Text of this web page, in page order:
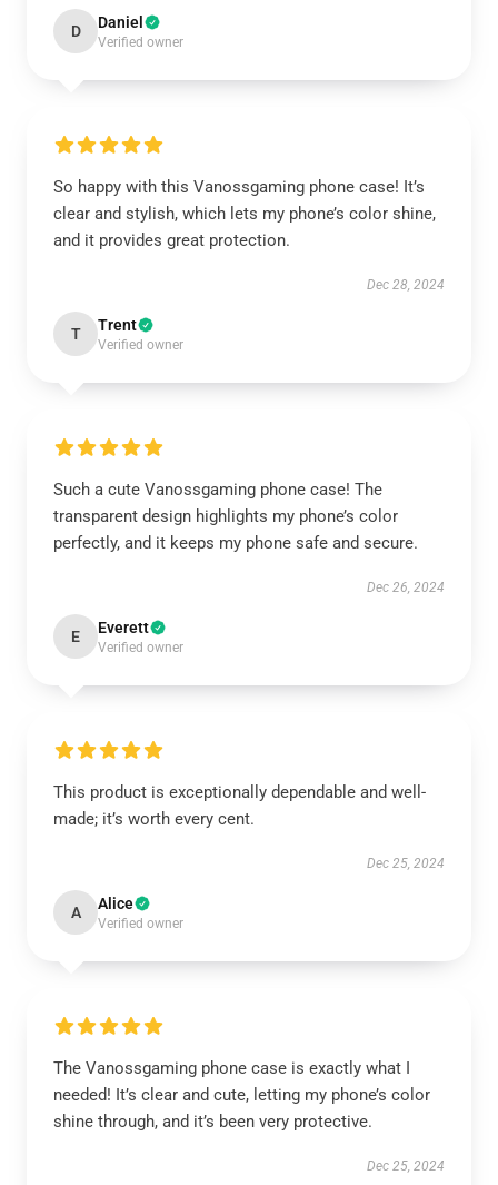
D Daniel
Verified owner
So happy with this Vanossgaming phone case! It’s
clear and stylish, which lets my phone’s color shine,
and it provides great protection.
Dec 28, 2024
T Trent
Verified owner
Such a cute Vanossgaming phone case! The
transparent design highlights my phone’s color
perfectly, and it keeps my phone safe and secure.
Dec 26, 2024
E Everett
Verified owner
This product is exceptionally dependable and well-
made; it’s worth every cent.
Dec 25, 2024
A Alice
Verified owner
The Vanossgaming phone case is exactly what I
needed! It’s clear and cute, letting my phone’s color
shine through, and it’s been very protective.
Dec 25, 2024